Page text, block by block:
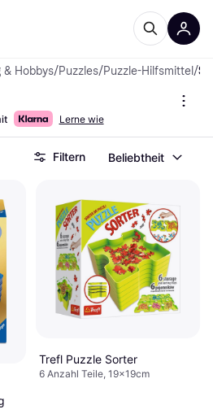
& Hobbys/Puzzles/Puzzle-Hilfsmittel /
Lerne wie
Filtern Beliebtheit
Trefl Puzzle Sorter
6 Anzahl Teile, 19x19cm